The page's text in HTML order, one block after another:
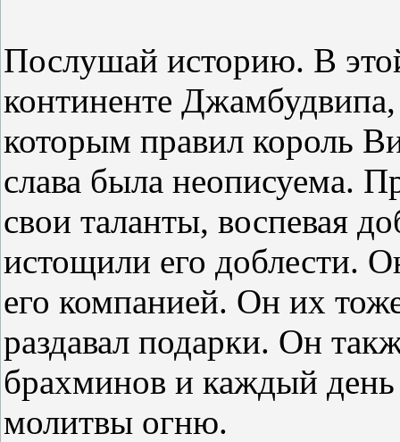
Послушай историю. В
континенте
которым правил король
слава была неописуема.
свои таланты, воспевая
истощили его доблести.
его компанией. Он их
раздавал подарки. Он
брахминов и каждый
молитвы огню.